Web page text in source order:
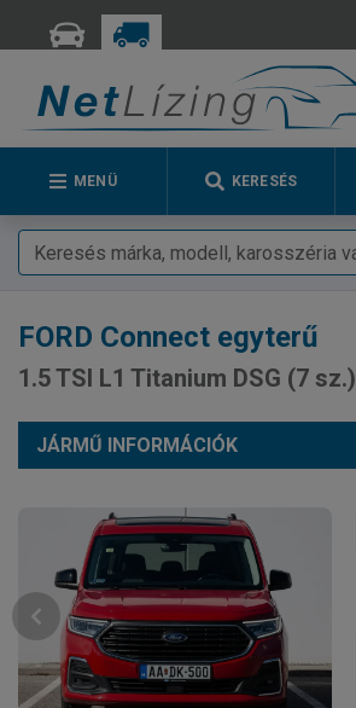
MENÜ KERESÉS
FORD Connect egyterű
1.5 TSI L1 Titanium DSG (7 sz.)
JÁRMŰ INFORMÁCIÓK